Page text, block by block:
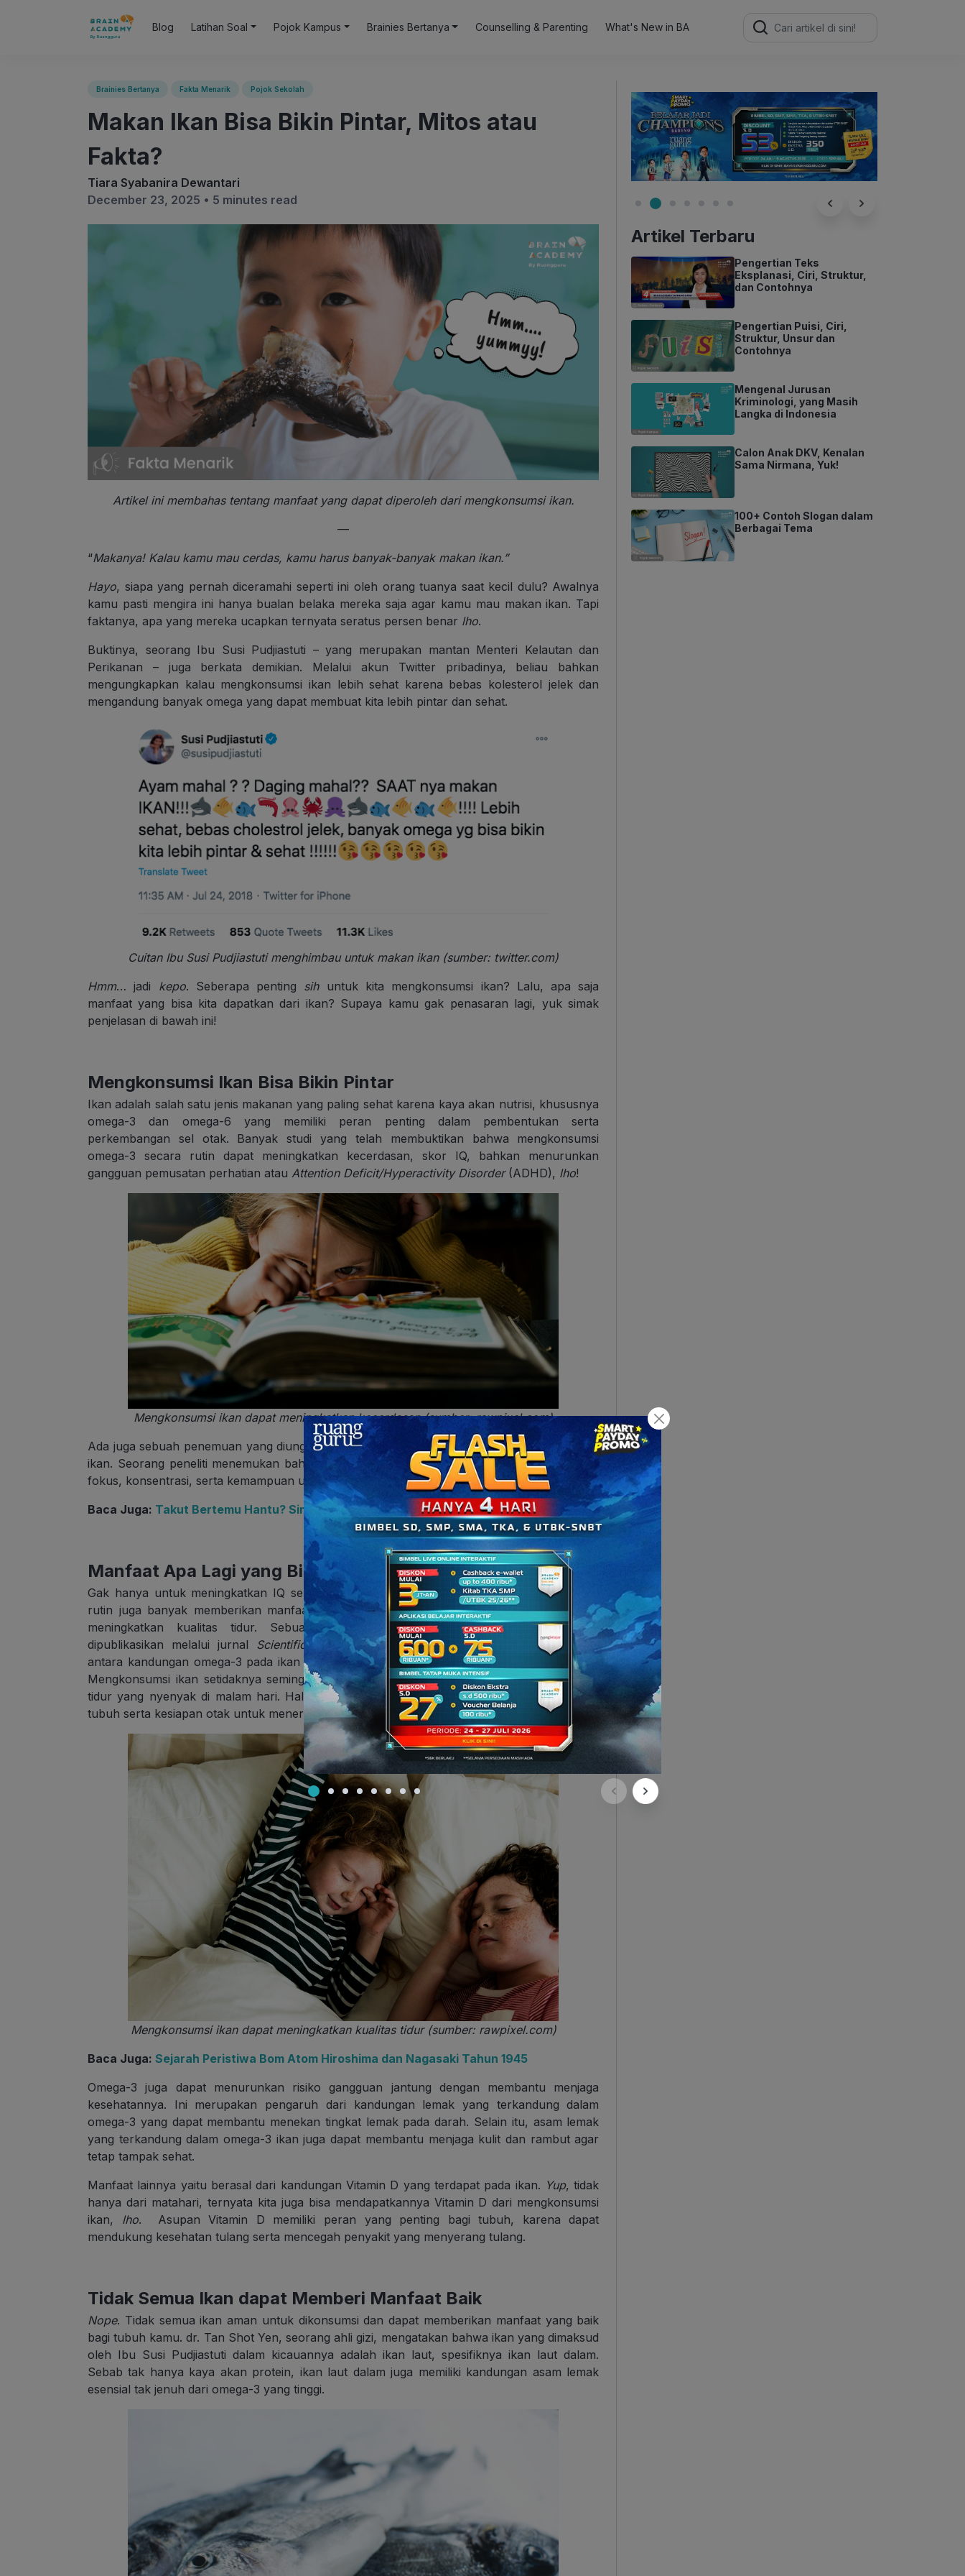
Blog Latihan Soal Pojok Kampus Brainies Bertanya Counselling & Parenting What's New in BA
Search
for:
Brainies Bertanya Fakta Menarik Pojok Sekolah
Makan Ikan Bisa Bikin Pintar, Mitos atau
Fakta?
Tiara Syabanira Dewantari
December 23, 2025 • 5 minutes read
Artikel ini membahas tentang manfaat yang dapat diperoleh dari mengkonsumsi ikan.
—
“Makanya! Kalau kamu mau cerdas, kamu harus banyak-banyak makan ikan.”
Hayo, siapa yang pernah diceramahi seperti ini oleh orang tuanya saat kecil dulu? Awalnya
kamu pasti mengira ini hanya bualan belaka mereka saja agar kamu mau makan ikan. Tapi
faktanya, apa yang mereka ucapkan ternyata seratus persen benar lho.
Buktinya, seorang Ibu Susi Pudjiastuti – yang merupakan mantan Menteri Kelautan dan
Perikanan – juga berkata demikian. Melalui akun Twitter pribadinya, beliau bahkan
mengungkapkan kalau mengkonsumsi ikan lebih sehat karena bebas kolesterol jelek dan
mengandung banyak omega yang dapat membuat kita lebih pintar dan sehat.
Cuitan Ibu Susi Pudjiastuti menghimbau untuk makan ikan (sumber: twitter.com)
Hmm… jadi kepo. Seberapa penting sihuntuk kita mengkonsumsi ikan? Lalu, apa saja
manfaat yang bisa kita dapatkan dari ikan? Supaya kamu gak penasaran lagi, yuk simak
penjelasan di bawah ini!
Mengkonsumsi Ikan Bisa Bikin Pintar
Ikan adalah salah satu jenis makanan yang paling sehat karena kaya akan nutrisi, khususnya
omega-3 dan omega-6 yang memiliki peran penting dalam pembentukan serta
perkembangan sel otak. Banyak studi yang telah membuktikan bahwa mengkonsumsi
omega-3 secara rutin dapat meningkatkan kecerdasan, skor IQ, bahkan menurunkan
gangguan pemusatan perhatian atau Attention Deficit/Hyperactivity Disorder (ADHD), lho!
Mengkonsumsi ikan dapat meningkatkan kecerdasan (sumber: rawpixel.com)
Ada juga sebuah penemuan yang diungkapkan oleh BBC Science tentang pentingnya makan
ikan. Seorang peneliti menemukan bahwa mengkonsumsi omega-3 bisa meningkatkan daya
fokus, konsentrasi, serta kemampuan untuk mengingat pelajaran sehingga tidak mudah lupa.
Baca Juga: Takut Bertemu Hantu? Simak Fakta & Hubungannya dengan Sains
Manfaat Apa Lagi yang Bisa Kita Peroleh dari Ikan?
Gak hanya untuk meningkatkan IQ serta kecerdasan, ternyata mengkonsumsi ikan secara
rutin juga banyak memberikan manfaat bagi tubuh kamu. Manfaat pertama adalah dapat
meningkatkan kualitas tidur. Sebuah penelitian dariPennsylvania Universityyang
dipublikasikan melalui jurnal Scientific Reports menunjukkan bahwa terdapat hubungan
antara kandungan omega-3 pada ikan dengan perbaikan pola tidur – khususnya bagi anak.
Mengkonsumsi ikan setidaknya seminggu sekali dapat membantu anak agar mendapatkan
tidur yang nyenyak di malam hari. Hal ini tentu akan memberikan dampak positif terhadap
tubuh serta kesiapan otak untuk menerima pelajaran baru keesokan harinya.
Mengkonsumsi ikan dapat meningkatkan kualitas tidur (sumber: rawpixel.com)
Baca Juga: Sejarah Peristiwa Bom Atom Hiroshima dan Nagasaki Tahun 1945
Omega-3 juga dapat menurunkan risiko gangguan jantung dengan membantu menjaga
kesehatannya. Ini merupakan pengaruh dari kandungan lemak yang terkandung dalam
omega-3 yang dapat membantu menekan tingkat lemak pada darah. Selain itu, asam lemak
yang terkandung dalam omega-3 ikan juga dapat membantu menjaga kulit dan rambut agar
tetap tampak sehat.
Manfaat lainnya yaitu berasal dari kandungan Vitamin D yang terdapat pada ikan. Yup, tidak
hanya dari matahari, ternyata kita juga bisa mendapatkannya Vitamin D dari mengkonsumsi
ikan, lho. Asupan Vitamin D memiliki peran yang penting bagi tubuh, karena dapat
mendukung kesehatan tulang serta mencegah penyakit yang menyerang tulang.
Tidak Semua Ikan dapat Memberi Manfaat Baik
Nope. Tidak semua ikan aman untuk dikonsumsi dan dapat memberikan manfaat yang baik
bagi tubuh kamu. dr. Tan Shot Yen, seorang ahli gizi, mengatakan bahwa ikan yang dimaksud
oleh Ibu Susi Pudjiastuti dalam kicauannya adalah ikan laut, spesifiknya ikan laut dalam.
Sebab tak hanya kaya akan protein, ikan laut dalam juga memiliki kandungan asam lemak
esensial tak jenuh dari omega-3 yang tinggi.
Artikel Terbaru
Pengertian Teks
Eksplanasi, Ciri, Struktur,
dan Contohnya
Pengertian Puisi, Ciri,
Struktur, Unsur dan
Contohnya
Mengenal Jurusan
Kriminologi, yang Masih
Langka di Indonesia
Calon Anak DKV, Kenalan
Sama Nirmana, Yuk!
100+ Contoh Slogan dalam
Berbagai Tema